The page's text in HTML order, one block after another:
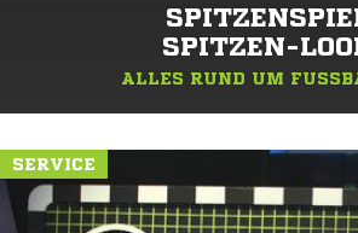
SPITZEN-
ALLES RUND UM
SERVICE